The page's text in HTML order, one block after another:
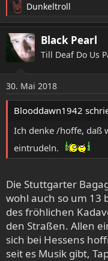
R
e
a
k
n
e
n
Dunkeltroll
Black Pearl
Till Deaf Do Us
30. Mai 2018
Blooddawn1942
Ich denke /hoffe, daß
eintrudeln.
Die Stuttgarter
wohl auch so um 13
des fröhlichen
den Straßen. Allen
sich bei Hessens
seit es Musik gibt,